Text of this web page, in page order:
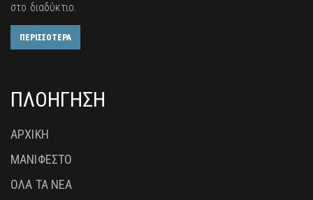
στο διαδύκτιο.
ΠΕΡΙΣΣΟΤΕΡΑ
ΠΛΟΗΓΗΣΗ
ΑΡΧΙΚΗ
ΜΑΝΙΦΕΣΤΟ
ΟΛΑ ΤΑ ΝΕΑ